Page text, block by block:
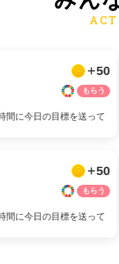
50
間に今日の目標を送って
50
間に今日の目標を送って